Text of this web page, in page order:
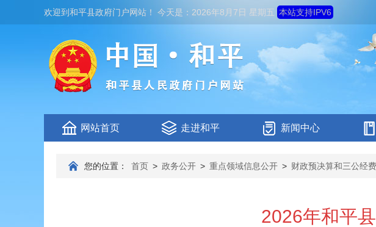
欢迎到和平县政府门户网站 ！ 今天是： 2026年8月7日 星期五 本站支持IPV6
网站首页 走进和平 新闻中心
您的位置： 首页 > 政务公开 > 重点领域信息公开 > 财政预决算和三公经
2026年和平